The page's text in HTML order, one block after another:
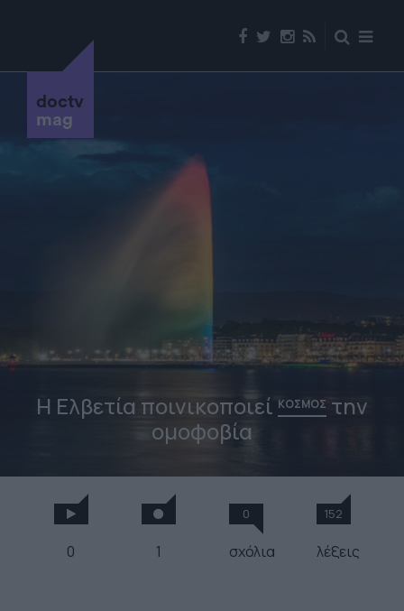
doctv
mag
Η Ελβετία ποινικοποιεί ΚΟΣΜΟΣ την
ομοφοβία
0 1
0
σχόλια
152
λέξεις